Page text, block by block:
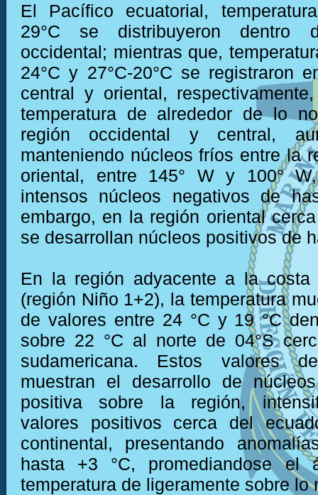
El Pacífico ecuatorial,
29°C se distribuyeron dentro
occidental; mientras que,
24°C y 27°C-20°C se registraron
central y oriental,
temperatura de alrededor de lo
región occidental y central,
manteniendo núcleos fríos entre la
oriental, entre 145° W y 100°
intensos núcleos negativos de
embargo, en la región oriental
se desarrollan núcleos positivos de
En la región adyacente a la costa
(región Niño 1+2), la temperatura
de valores entre 24 °C y 19 °C
sobre 22 °C al norte de 04°S
sudamericana. Estos valores
muestran el desarrollo de
positiva sobre la región,
valores positivos cerca del
continental, presentando
hasta +3 °C, promediandose el
temperatura de ligeramente sobre lo